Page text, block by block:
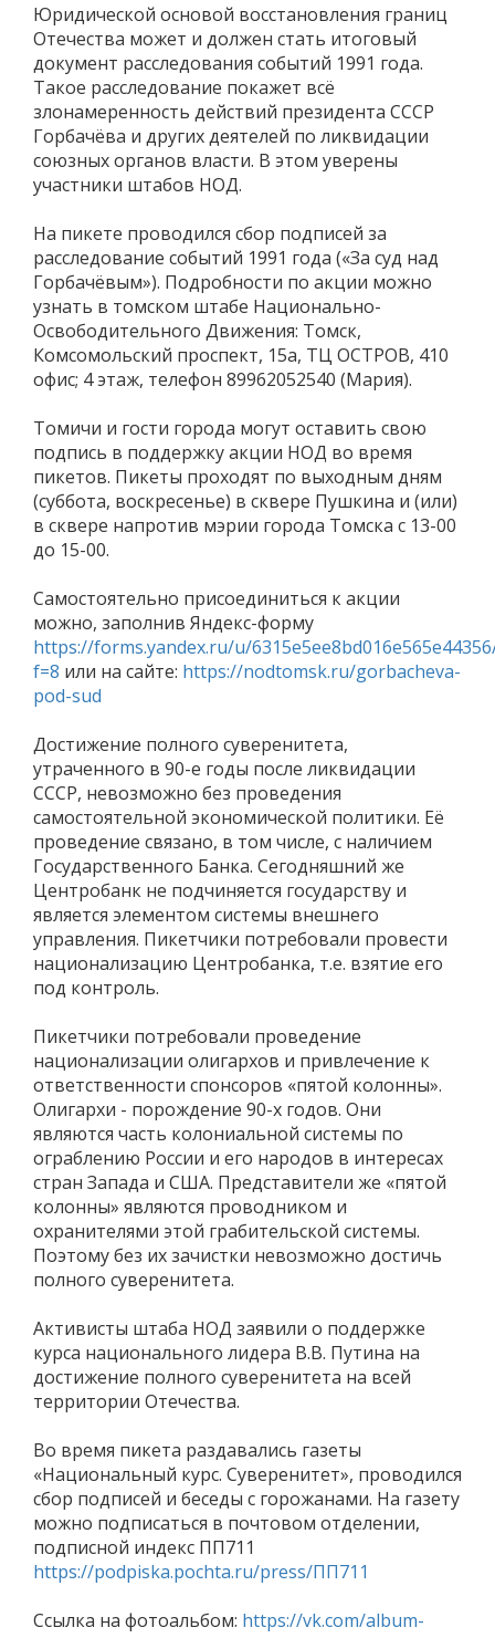
Юридической основой восстановления границ
Отечества может и должен стать итоговый
документ расследования событий 1991 года.
Такое расследование покажет всё
злонамеренность действий президента СССР
Горбачёва и других деятелей по ликвидации
союзных органов власти. В этом уверены
участники штабов НОД.
На пикете проводился сбор подписей за
расследование событий 1991 года («За суд над
Горбачёвым»). Подробности по акции можно
узнать в томском штабе Национально-
Освободительного Движения: Томск,
Комсомольский проспект, 15а, ТЦ ОСТРОВ, 410
офис; 4 этаж, телефон 89962052540 (Мария).
Томичи и гости города могут оставить свою
подпись в поддержку акции НОД во время
пикетов. Пикеты проходят по выходным дням
(суббота, воскресенье) в сквере Пушкина и (или)
в сквере напротив мэрии города Томска с 13-00
до 15-00.
Самостоятельно присоединиться к акции
можно, заполнив Яндекс-форму
https://forms.yandex.ru/u/
f=8 или на сайте: https://nodtomsk.ru/gorbacheva-
pod-sud
Достижение полного суверенитета,
утраченного в 90-е годы после ликвидации
СССР, невозможно без проведения
самостоятельной экономической политики. Её
проведение связано, в том числе, с наличием
Государственного Банка. Сегодняшний же
Центробанк не подчиняется государству и
является элементом системы внешнего
управления. Пикетчики потребовали провести
национализацию Центробанка, т.е. взятие его
под контроль.
Пикетчики потребовали проведение
национализации олигархов и привлечение к
ответственности спонсоров «пятой колонны».
Олигархи - порождение 90-х годов. Они
являются часть колониальной системы по
ограблению России и его народов в интересах
стран Запада и США. Представители же «пятой
колонны» являются проводником и
охранителями этой грабительской системы.
Поэтому без их зачистки невозможно достичь
полного суверенитета.
Активисты штаба НОД заявили о поддержке
курса национального лидера В.В. Путина на
достижение полного суверенитета на всей
территории Отечества.
Во время пикета раздавались газеты
«Национальный курс. Суверенитет», проводился
сбор подписей и беседы с горожанами. На газету
можно подписаться в почтовом отделении,
подписной индекс ПП711
https://podpiska.pochta.ru/press/ПП711
Ссылка на фотоальбом: https://vk.com/album-